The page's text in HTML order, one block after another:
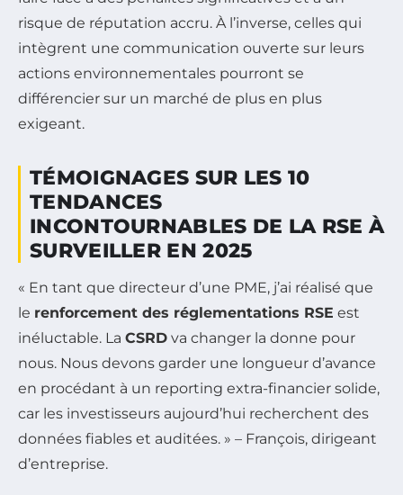
risque de réputation accru. À l’inverse, celles qui
intègrent une communication ouverte sur leurs
actions environnementales pourront se
différencier sur un marché de plus en plus
exigeant.
TÉMOIGNAGES SUR LES 10
TENDANCES
INCONTOURNABLES DE LA RSE À
SURVEILLER EN 2025
« En tant que directeur d’une PME, j’ai réalisé que
le renforcement des réglementations RSE est
inéluctable. La CSRD va changer la donne pour
nous. Nous devons garder une longueur d’avance
en procédant à un reporting extra-financier solide,
car les investisseurs aujourd’hui recherchent des
données fiables et auditées. » – François, dirigeant
d’entreprise.